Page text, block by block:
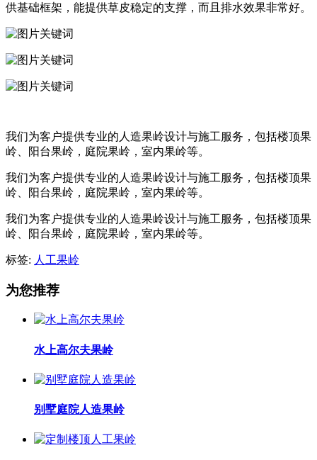
供基础框架，能提供草皮稳定的支撑，而且排水效果非常好。
我们为客户提供专业的人造果岭设计与施工服务，包括楼顶果
岭、阳台果岭，庭院果岭，室内果岭等。
我们为客户提供专业的人造果岭设计与施工服务，包括楼顶果
岭、阳台果岭，庭院果岭，室内果岭等。
我们为客户提供专业的人造果岭设计与施工服务，包括楼顶果
岭、阳台果岭，庭院果岭，室内果岭等。
标签: 人工果岭
为您推荐
水上高尔夫果岭
别墅庭院人造果岭